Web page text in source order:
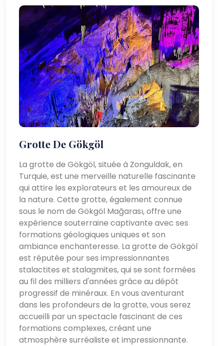
Grotte De Gökgöl
La grotte de Gökgöl, située à Zonguldak, en
Turquie, est une merveille naturelle fascinante
qui attire les explorateurs et les amoureux de
la nature. Cette grotte, également connue
sous le nom de Gökgöl Mağarası, offre une
expérience souterraine captivante avec ses
formations géologiques uniques et son
ambiance enchanteresse. La grotte de Gökgöl
est réputée pour ses impressionnantes
stalactites et stalagmites, qui se sont formées
au fil des milliers d'années grâce au dépôt
progressif de minéraux. En vous aventurant
dans les profondeurs de la grotte, vous serez
accueilli par un spectacle fascinant de ces
formations complexes, créant une
atmosphère surréaliste et impressionnante.